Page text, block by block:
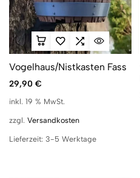
Vogelhaus/Nistkasten Fass
29,90 €
inkl. 19 % MwSt.
zzgl. Versandkosten
Lieferzeit: 3-5 Werktage